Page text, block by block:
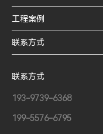
工程案例
联系方式
联系方式
193-9739-6368
199-5576-6795